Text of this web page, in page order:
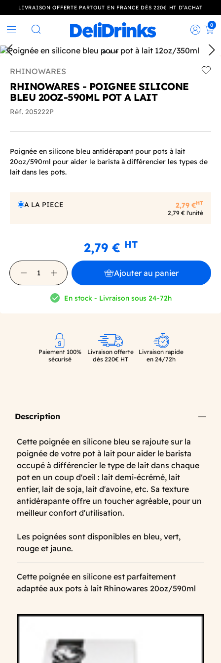
LIVRAISON OFFERTE PARTOUT EN FRANCE DÈS 220€ HT D’ACHAT
Rechercher
0
RHINOWARES
RHINOWARES - POIGNEE SILICONE
BLEU 20OZ-590ML POT A LAIT
Réf. 205222P
Poignée en silicone bleu antidérapant pour pots à lait
20oz/590ml pour aider le barista à différencier les types de
lait dans les pots.
A LA PIECE 2,79 €HT
2,79 € l'unité
2,79 € HT
Ajouter au panier
En stock - Livraison sous 24-72h
Paiement 100%
sécurisé
Livraison offerte
dès 220€ HT
Livraison rapide
en 24/72h
Description
Cette poignée en silicone bleu se rajoute sur la
poignée de votre pot à lait pour aider le barista
occupé à différencier le type de lait dans chaque
pot en un coup d'oeil : lait demi-écrémé, lait
entier, lait de soja, lait d'avoine, etc. Sa texture
antidérapante offre un toucher agréable, pour un
meilleur confort d'utilisation.
Les poignées sont disponibles en bleu, vert,
rouge et jaune.
Cette poignée en silicone est parfaitement
adaptée aux pots à lait Rhinowares 20oz/590ml